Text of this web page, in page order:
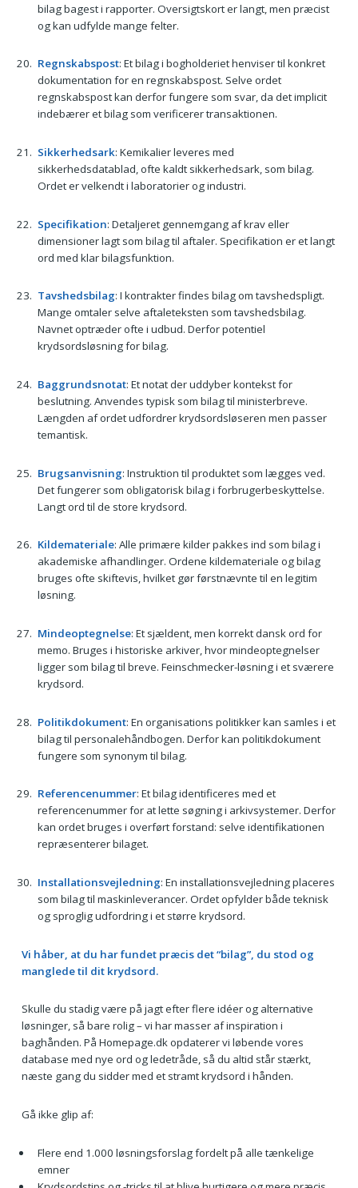
bilag bagest i rapporter. Oversigtskort er langt, men præcist
og kan udfylde mange felter.
Regnskabspost: Et bilag i bogholderiet henviser til konkret
dokumentation for en regnskabspost. Selve ordet
regnskabspost kan derfor fungere som svar, da det implicit
indebærer et bilag som verificerer transaktionen.
Sikkerhedsark: Kemikalier leveres med
sikkerhedsdatablad, ofte kaldt sikkerhedsark, som bilag.
Ordet er velkendt i laboratorier og industri.
Specifikation: Detaljeret gennemgang af krav eller
dimensioner lagt som bilag til aftaler. Specifikation er et langt
ord med klar bilagsfunktion.
Tavshedsbilag: I kontrakter findes bilag om tavshedspligt.
Mange omtaler selve aftaleteksten som tavshedsbilag.
Navnet optræder ofte i udbud. Derfor potentiel
krydsordsløsning for bilag.
Baggrundsnotat: Et notat der uddyber kontekst for
beslutning. Anvendes typisk som bilag til ministerbreve.
Længden af ordet udfordrer krydsordsløseren men passer
temantisk.
Brugsanvisning: Instruktion til produktet som lægges ved.
Det fungerer som obligatorisk bilag i forbrugerbeskyttelse.
Langt ord til de store krydsord.
Kildemateriale: Alle primære kilder pakkes ind som bilag i
akademiske afhandlinger. Ordene kildemateriale og bilag
bruges ofte skiftevis, hvilket gør førstnævnte til en legitim
løsning.
Mindeoptegnelse: Et sjældent, men korrekt dansk ord for
memo. Bruges i historiske arkiver, hvor mindeoptegnelser
ligger som bilag til breve. Feinschmecker-løsning i et sværere
krydsord.
Politikdokument: En organisations politikker kan samles i et
bilag til personalehåndbogen. Derfor kan politikdokument
fungere som synonym til bilag.
Referencenummer: Et bilag identificeres med et
referencenummer for at lette søgning i arkivsystemer. Derfor
kan ordet bruges i overført forstand: selve identifikationen
repræsenterer bilaget.
Installationsvejledning: En installationsvejledning placeres
som bilag til maskinleverancer. Ordet opfylder både teknisk
og sproglig udfordring i et større krydsord.
Vi håber, at du har fundet præcis det “bilag”, du stod og
manglede til dit krydsord.
Skulle du stadig være på jagt efter flere idéer og alternative
løsninger, så bare rolig – vi har masser af inspiration i
baghånden. På Homepage.dk opdaterer vi løbende vores
database med nye ord og ledetråde, så du altid står stærkt,
næste gang du sidder med et stramt krydsord i hånden.
Gå ikke glip af:
Flere end 1.000 løsningsforslag fordelt på alle tænkelige
emner